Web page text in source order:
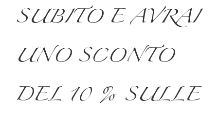
SUBITO E AVRAI
UNO SCONTO
DEL 10 % SULLE